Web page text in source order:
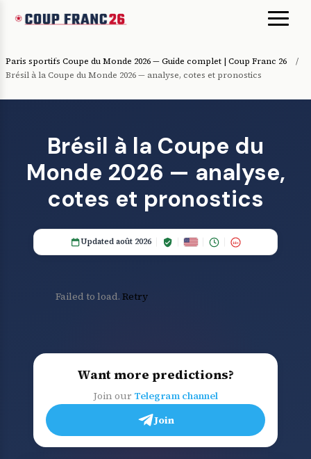
Paris sportifs Coupe du Monde 2026 — Guide complet | Coup Franc 26
/
Brésil à la Coupe du Monde 2026 — analyse, cotes et pronostics
Brésil à la Coupe du
Monde 2026 — analyse,
cotes et pronostics
Updated août 2026 18+
Failed to load. Retry
Want more predictions?
Join our Telegram channel
Join